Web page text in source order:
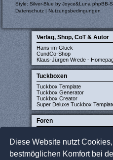
Diese Website nutzt
bestmöglichen Komfort bei
Style: Silver-Blue by Joyce&Luna phpBB-
Datenschutz |Nutzungsbedingungen
Verlag, Shop, CoT & Autor
Hans-im-Glück
CundCo-Shop
Klaus-Jürgen Wrede -
Tuckboxen
Tuckbox Template
Tuckbox Generator
Tuckbox Creator
Super Deluxe Tuckbox
Foren
CarcassonneCentral (englisch)
Carcassonne Latvija (lettisch)
Carcassonne CZ (tschechisch)